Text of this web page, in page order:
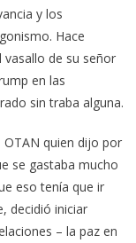
y los
Hace
de su señor
en las
sin traba alguna.
OTAN quien dijo por
se gastaba mucho
eso tenía que ir
decidió iniciar
– la paz en